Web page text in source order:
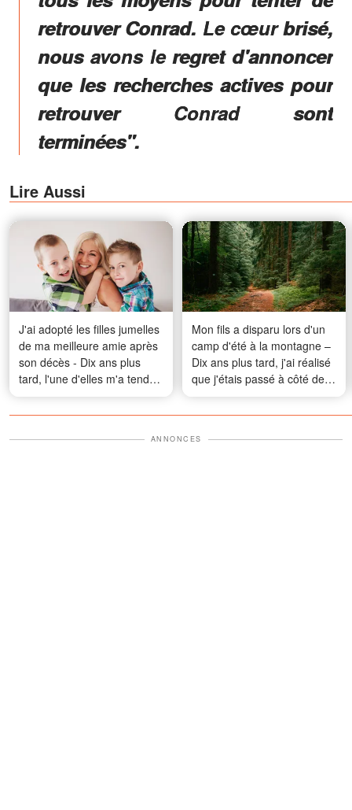
retrouver Conrad. Le cœur brisé,
nous avons le regret d'annoncer
que les recherches actives pour
retrouver Conrad sont
terminées".
Lire Aussi
J'ai adopté les filles jumelles
de ma meilleure amie après
son décès - Dix ans plus
tard, l'une d'elles m'a tendu
un vieux téléphone en me
disant : « Maman m'a dit de
aujourd'hui. »
Mon fils a disparu lors d'un
camp d'été à la montagne –
Dix ans plus tard, j'ai réalisé
que j'étais passé à côté de
l'indice le plus important
ANNONCES